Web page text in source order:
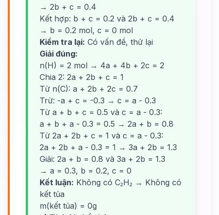
→ 2b + c = 0.4
Kết hợp: b + c = 0.2 và 2b + c = 0.4
→ b = 0.2 mol, c = 0 mol
Kiểm tra lại: Có vấn đề, thử lại
Giải đúng:
n(H) = 2 mol → 4a + 4b + 2c = 2
Chia 2: 2a + 2b + c = 1
Từ n(C): a + 2b + 2c = 0.7
Trừ: -a + c = -0.3 → c = a - 0.3
Từ a + b + c = 0.5 và c = a - 0.3:
a + b + a - 0.3 = 0.5 → 2a + b = 0.8
Từ 2a + 2b + c = 1 và c = a - 0.3:
2a + 2b + a - 0.3 = 1 → 3a + 2b = 1.3
Giải: 2a + b = 0.8 và 3a + 2b = 1.3
→ a = 0.3, b = 0.2, c = 0
Kết luận: Không có C₂H₂ → Không có
kết tủa
m(kết tủa) = 0g